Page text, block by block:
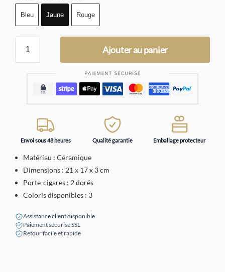
Bleu Jaune Rouge
Ajouter au panier
Envoi sous 48 heures Qualité garantie Emballage protecteur
Matériau : Céramique
Dimensions : 21 x 17 x 3 cm
Porte-cigares : 2 dorés
Coloris disponibles : 3
Assistance client disponible
Paiement sécurisé SSL
Retour facile et rapide